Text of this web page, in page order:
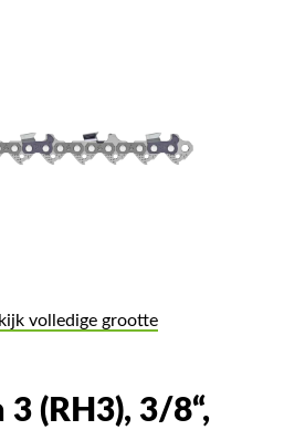
volledige grootte
3 (RH3), 3/8“,